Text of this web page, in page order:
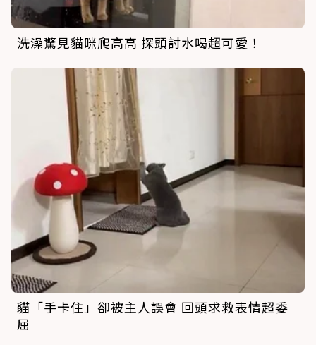
洗澡驚見貓咪爬高高 探頭討水喝超可愛！
貓「手卡住」卻被主人誤會 回頭求救表情超委
屈